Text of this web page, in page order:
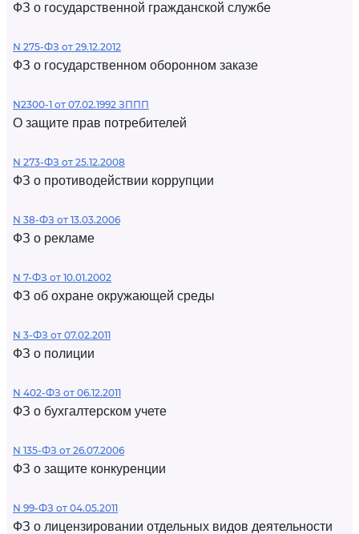
ФЗ о государственной гражданской службе
N 275-ФЗ от 29.12.2012
ФЗ о государственном оборонном заказе
N2300-1 от 07.02.1992 ЗППП
О защите прав потребителей
N 273-ФЗ от 25.12.2008
ФЗ о противодействии коррупции
N 38-ФЗ от 13.03.2006
ФЗ о рекламе
N 7-ФЗ от 10.01.2002
ФЗ об охране окружающей среды
N 3-ФЗ от 07.02.2011
ФЗ о полиции
N 402-ФЗ от 06.12.2011
ФЗ о бухгалтерском учете
N 135-ФЗ от 26.07.2006
ФЗ о защите конкуренции
N 99-ФЗ от 04.05.2011
ФЗ о лицензировании отдельных видов деятельности